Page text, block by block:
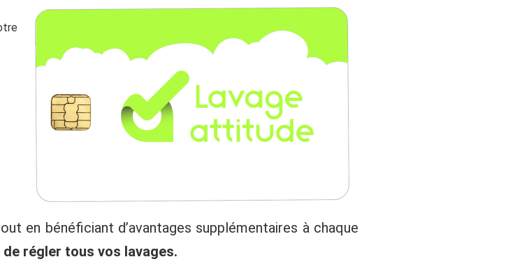
en bénéficiant d’avantages supplémentaires à chaque
régler tous vos lavages.